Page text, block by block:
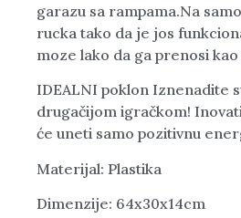
garazu sa rampama.Na
rucka tako da je jos
moze lako da ga prenosi
IDEALNI poklon Iznenadite
drugačijom igračkom!
će uneti samo pozitivnu
Materijal: Plastika
Dimenzije: 64x30x14cm